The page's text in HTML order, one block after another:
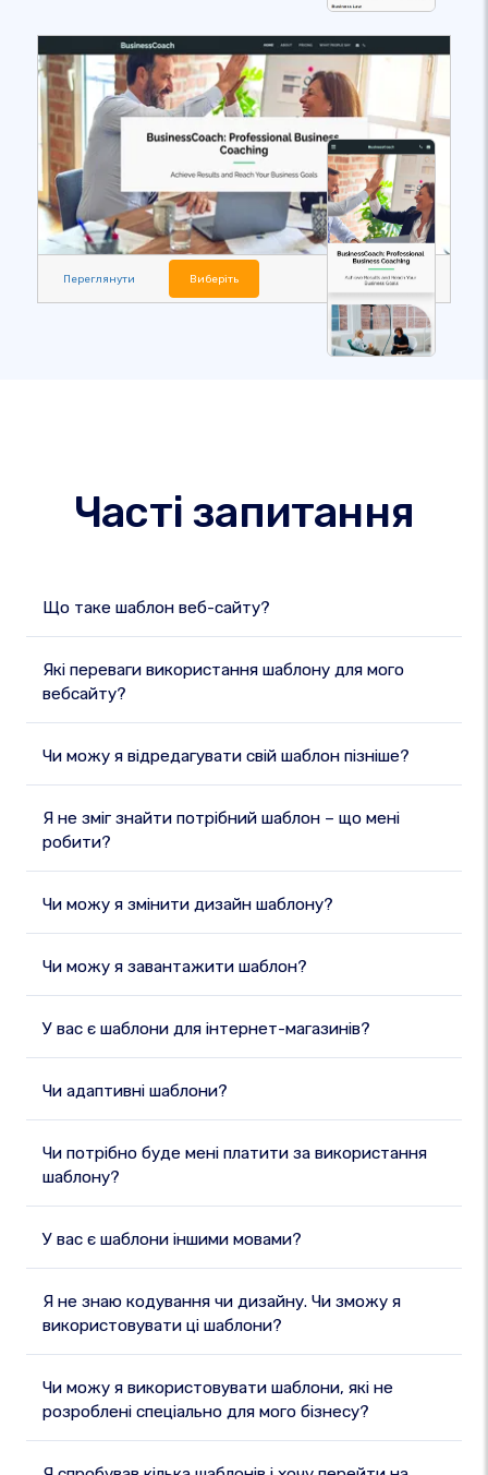
Переглянути Виберіть
Часті запитання
Що таке шаблон веб-сайту?
Які переваги використання шаблону для мого
вебсайту?
Чи можу я відредагувати свій шаблон пізніше?
Я не зміг знайти потрібний шаблон – що мені
робити?
Чи можу я змінити дизайн шаблону?
Чи можу я завантажити шаблон?
У вас є шаблони для інтернет-магазинів?
Чи адаптивні шаблони?
Чи потрібно буде мені платити за використання
шаблону?
У вас є шаблони іншими мовами?
Я не знаю кодування чи дизайну. Чи зможу я
використовувати ці шаблони?
Чи можу я використовувати шаблони, які не
розроблені спеціально для мого бізнесу?